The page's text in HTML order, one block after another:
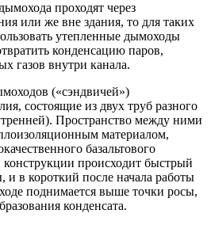
проходят через
или же вне здания, то для таких
утепленные дымоходы
конденсацию паров,
газов внутри канала.
(«сэндвичей»)
состоящие из двух труб разного
Пространство между ними
материалом,
базальтового
конструкции происходит быстрый
и в короткий после начала работы
поднимается выше точки росы,
конденсата.